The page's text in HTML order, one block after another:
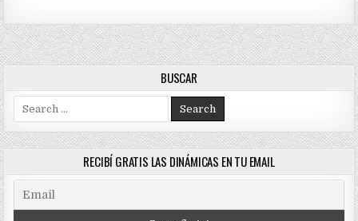
BUSCAR
for:
RECIBÍ GRATIS LAS DINÁMICAS EN TU EMAIL